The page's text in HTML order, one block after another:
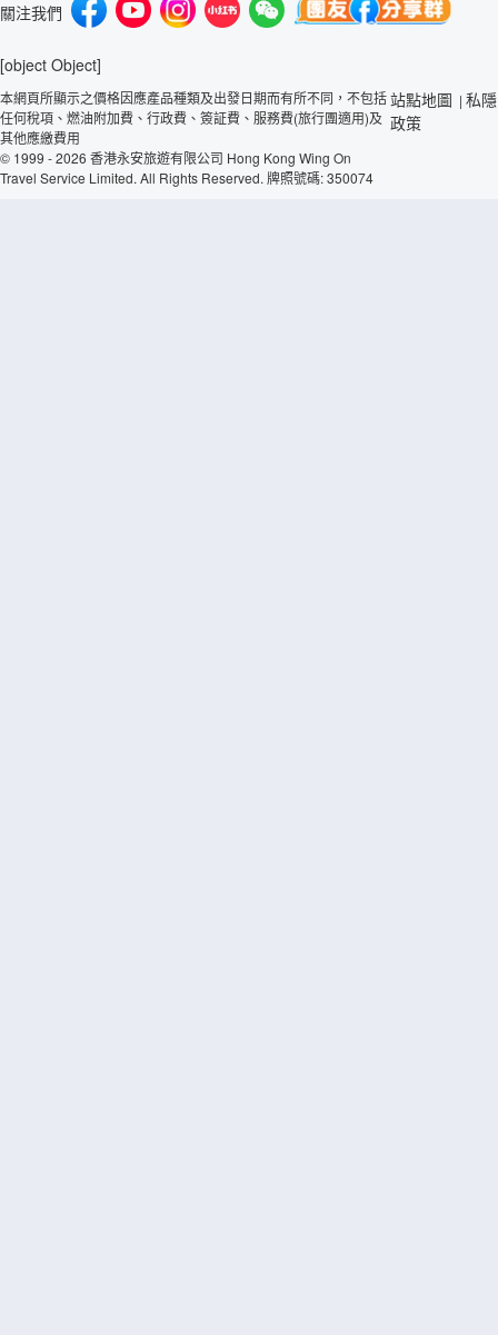
關注我們
[object Object]
本網頁所顯示之價格因應產品種類及出發日期而有所不同，不包括
任何稅項、燃油附加費、行政費、簽証費、服務費(旅行團適用)及
其他應繳費用
© 1999 - 2026 香港永安旅遊有限公司 Hong Kong Wing On
Travel Service Limited. All Rights Reserved. 牌照號碼: 350074
站點地圖 | 私隱
政策